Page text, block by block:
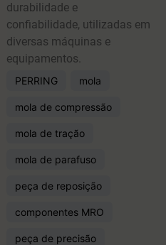
durabilidade e
confiabilidade, utilizadas em
diversas máquinas e
equipamentos.
PERRING mola
mola de compressão
mola de tração
mola de parafuso
peça de reposição
componentes MRO
peça de precisão